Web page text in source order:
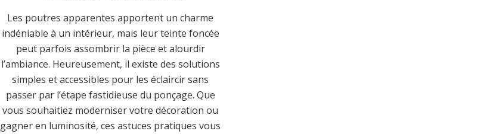
Les poutres apparentes apportent un charme
indéniable à un intérieur, mais leur teinte foncée
peut parfois assombrir la pièce et alourdir
l’ambiance. Heureusement, il existe des solutions
simples et accessibles pour les éclaircir sans
passer par l’étape fastidieuse du ponçage. Que
vous souhaitiez moderniser votre décoration ou
gagner en luminosité, ces astuces pratiques vous